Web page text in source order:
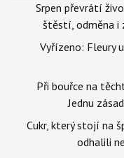
Srpen převrátí
štěstí, odměna i
Vyřízeno: Fleury
Při bouřce na
Jednu
Cukr, který stojí na
odhalili